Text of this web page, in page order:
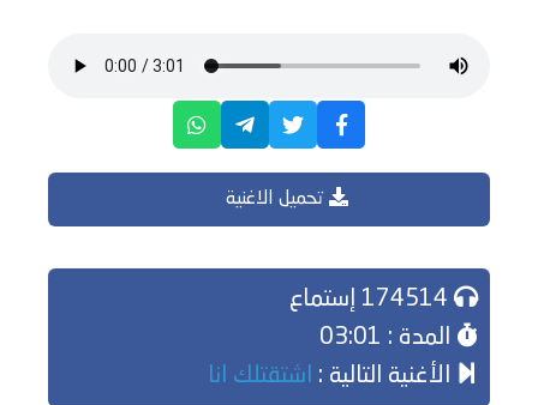
تحميل الاغنية
المدة : 03:01
الأغنية التالية : اشتقتلك انا